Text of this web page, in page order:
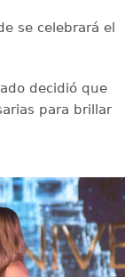
se celebrará el
decidió que
para brillar